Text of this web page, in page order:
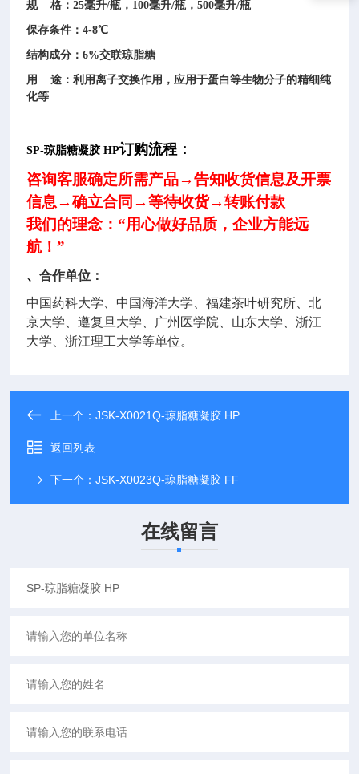
规 格：25毫升/瓶，100毫升/瓶，500毫升/瓶
保存条件：4-8℃
结构成分：6%交联琼脂糖
用 途：利用离子交换作用，应用于蛋白等生物分子的精细纯
化等
SP-琼脂糖凝胶 HP订购流程：
咨询客服确定所需产品→告知收货信息及开票
信息→确立合同→等待收货→转账付款
我们的理念：“用心做好品质，企业方能远
航！”
、合作单位：
中国药科大学、中国海洋大学、福建茶叶研究所、北
京大学、遵复旦大学、广州医学院、山东大学、浙江
大学、浙江理工大学等单位。
上一个：JSK-X0021Q-琼脂糖凝胶 HP
返回列表
下一个：JSK-X0023Q-琼脂糖凝胶 FF
在线留言